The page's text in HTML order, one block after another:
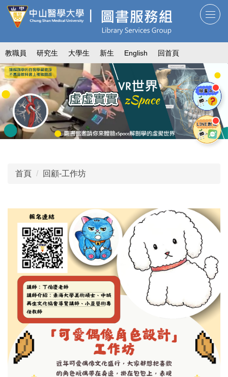
跳
到
要
內
容
區
教職員 研究生 大學生 新生 English 回首頁
首頁 回顧-工作坊